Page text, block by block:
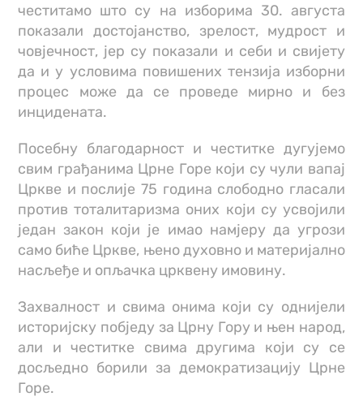
честитамо што су на изборима 30. августа
показали достојанство, зрелост, мудрост и
човјечност, јер су показали и себи и свијету
да и у условима повишених тензија изборни
процес може да се проведе мирно и без
инцидената.
Посебну благодарност и честитке дугујемо
свим грађанима Црне Горе који су чули вапај
Цркве и послије 75 година слободно гласали
против тоталитаризма оних који су усвојили
један закон који је имао намјеру да угрози
само биће Цркве, њено духовно и материјално
насљеђе и опљачка црквену имовину.
Захвалност и свима онима који су однијели
историјску побједу за Црну Гору и њен народ,
али и честитке свима другима који су се
досљедно борили за демократизацију Црне
Горе.